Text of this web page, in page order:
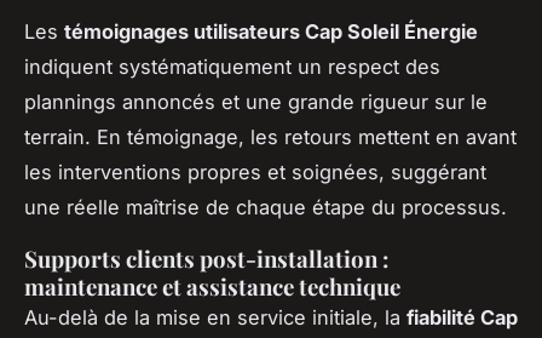
Les témoignages utilisateurs Cap Soleil Énergie
indiquent systématiquement un respect des
plannings annoncés et une grande rigueur sur le
terrain. En témoignage, les retours mettent en avant
les interventions propres et soignées, suggérant
une réelle maîtrise de chaque étape du processus.
Supports clients post-installation :
maintenance et assistance technique
Au-delà de la mise en service initiale, la fiabilité Cap